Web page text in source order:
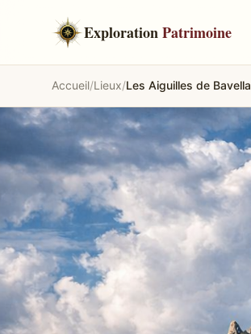
ExplorationPatrimoine
Accueil/Lieux/Les Aiguilles de Bavella